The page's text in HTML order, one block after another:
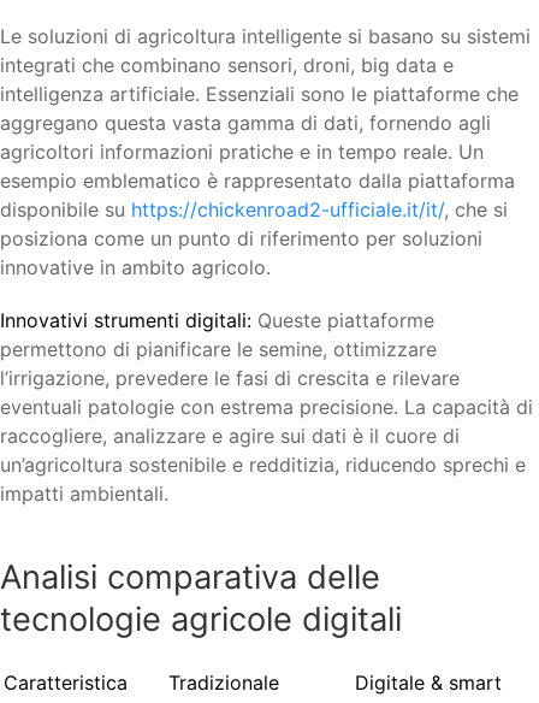
Le soluzioni di agricoltura intelligente si basano su sistemi
integrati che combinano sensori, droni, big data e
intelligenza artificiale. Essenziali sono le piattaforme che
aggregano questa vasta gamma di dati, fornendo agli
agricoltori informazioni pratiche e in tempo reale. Un
esempio emblematico è rappresentato dalla piattaforma
disponibile su https://chickenroad2-ufficiale.it/it/, che si
posiziona come un punto di riferimento per soluzioni
innovative in ambito agricolo.
Innovativi strumenti digitali: Queste piattaforme
permettono di pianificare le semine, ottimizzare
l’irrigazione, prevedere le fasi di crescita e rilevare
eventuali patologie con estrema precisione. La capacità di
raccogliere, analizzare e agire sui dati è il cuore di
un’agricoltura sostenibile e redditizia, riducendo sprechi e
impatti ambientali.
Analisi comparativa delle
tecnologie agricole digitali
Caratteristica Tradizionale
Digitale & smart